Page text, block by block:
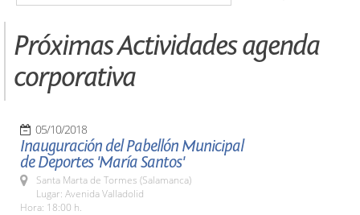
Próximas Actividades agenda
corporativa
05/10/2018
Inauguración del Pabellón Municipal
de Deportes 'María Santos'
Santa Marta de Tormes (Salamanca)
Lugar: Avenida Valladolid
Hora: 18:00 h.